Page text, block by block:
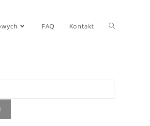
FAQ Kontakt